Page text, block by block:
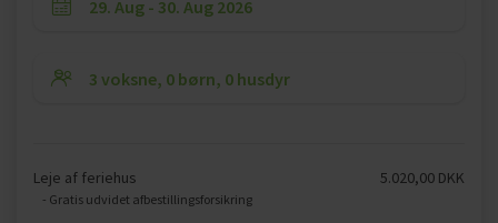
Leje af feriehus
- Gratis udvidet afbestillingsforsikring
5.020,00 DKK